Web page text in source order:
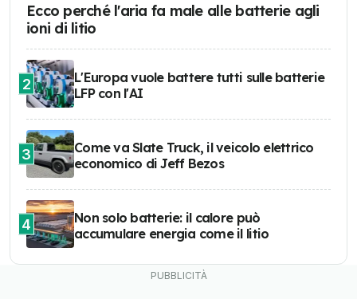
Ecco perché l'aria fa male alle batterie agli
ioni di litio
2
L'Europa vuole battere tutti sulle batterie
LFP con l'AI
3
Come va Slate Truck, il veicolo elettrico
economico di Jeff Bezos
4
Non solo batterie: il calore può
accumulare energia come il litio